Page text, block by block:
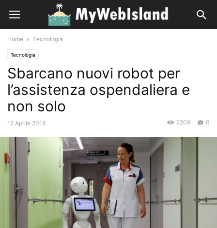
Home Tecnologia
Tecnologia
Sbarcano nuovi robot per
l’assistenza ospendaliera e
non solo
12 Aprile 2018 0
2209